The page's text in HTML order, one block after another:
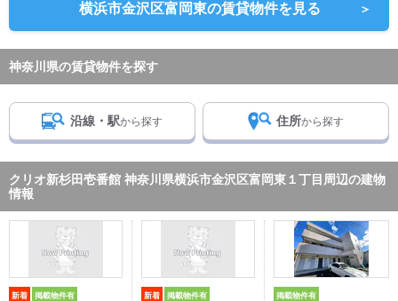
横浜市金沢区富岡東の賃貸物件を見る ＞
神奈川県の賃貸物件を探す
沿線・駅から探す 住所から探す
クリオ新杉田壱番館 神奈川県横浜市金沢区富岡東１丁目周辺の建物
情報
新着 掲載物件有 新着 掲載物件有 掲載物件有